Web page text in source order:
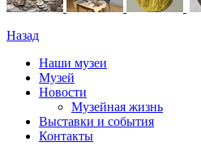
Назад
Наши музеи
Музей
Новости
Музейная жизнь
Выставки и события
Контакты